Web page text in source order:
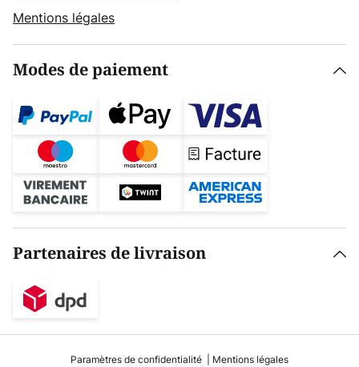
Mentions légales
Modes de paiement
Partenaires de livraison
Paramètres de confidentialité
Mentions légales